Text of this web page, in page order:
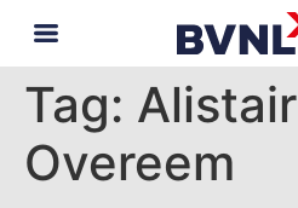
Tag: Alistair
Overeem